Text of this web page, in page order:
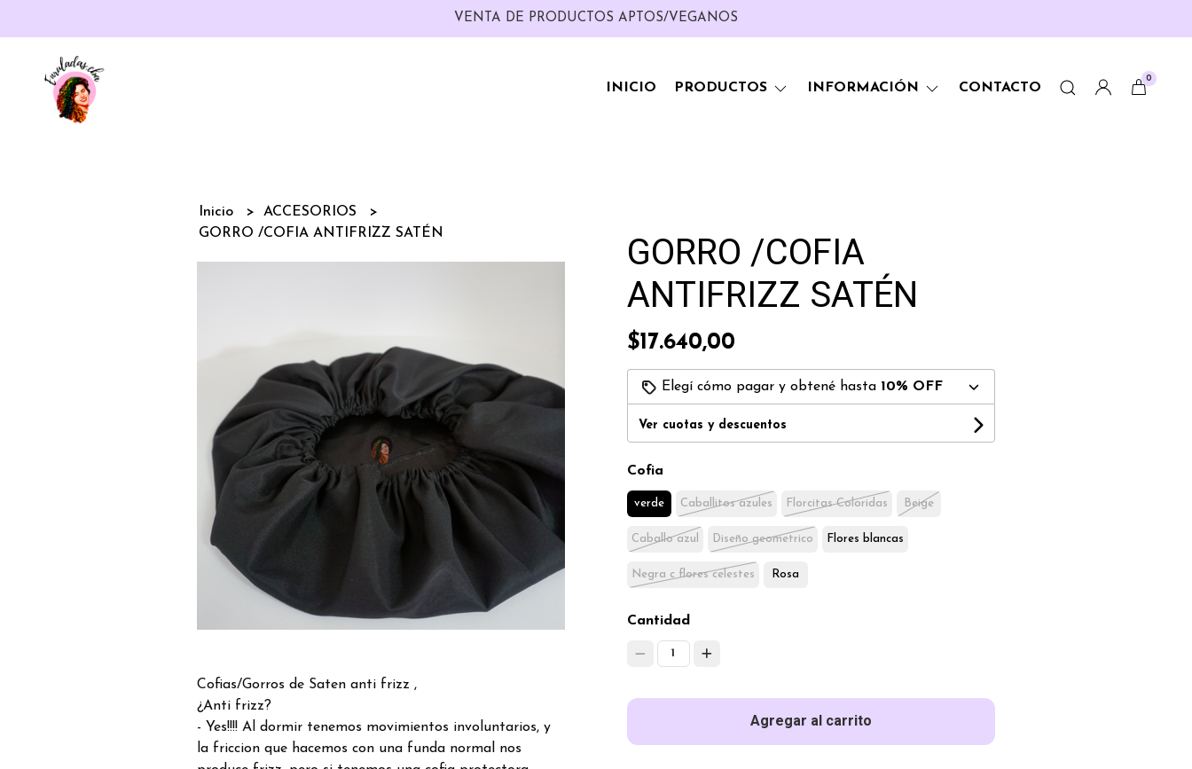
VENTA DE PRODUCTOS APTOS/VEGANOS
INICIO PRODUCTOS INFORMACIÓN CONTACTO
0
Inicio
ACCESORIOS
GORRO /COFIA ANTIFRIZZ SATÉN
Cofias/Gorros de Saten anti frizz ,
¿Anti frizz?
- Yes!!!! Al dormir tenemos movimientos involuntarios, y
la friccion que hacemos con una funda normal nos
GORRO /COFIA
ANTIFRIZZ SATÉN
$17.640,00
Elegí cómo pagar y obtené hasta 10% OFF
Ver cuotas y descuentos
Cofia
verde Caballitos azules Florcitas Coloridas Beige
Caballo azul Diseño geometrico Flores blancas
Negra c flores celestes Rosa
Cantidad
1
Agregar al carrito